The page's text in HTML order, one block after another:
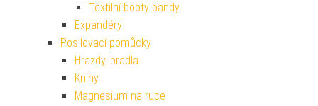
Textilní booty bandy
Expandéry
Posilovací pomůcky
Hrazdy, bradla
Knihy
Magnesium na ruce